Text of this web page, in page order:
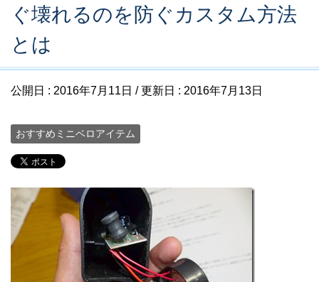
ぐ壊れるのを防ぐカスタム方法
とは
公開日 : 2016年7月11日 / 更新日 : 2016年7月13日
おすすめミニベロアイテム